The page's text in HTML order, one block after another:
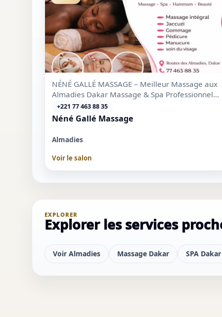
Néné Gallé Massage
Almadies
NÉNÉ GALLÉ MASSAGE – Meilleur Massage aux
Almadies Dakar Massage & Spa Professionnel
aux Routes des Almadies V...
+221 77 463 88 35
Voir le salon
EXPLORER
Explorer les services
Voir Almadies Massage Dakar SPA Dakar